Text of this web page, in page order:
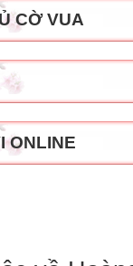
Sơn Hóa Kiểm
gian:15 phút
CỜ VUA
ONLINE